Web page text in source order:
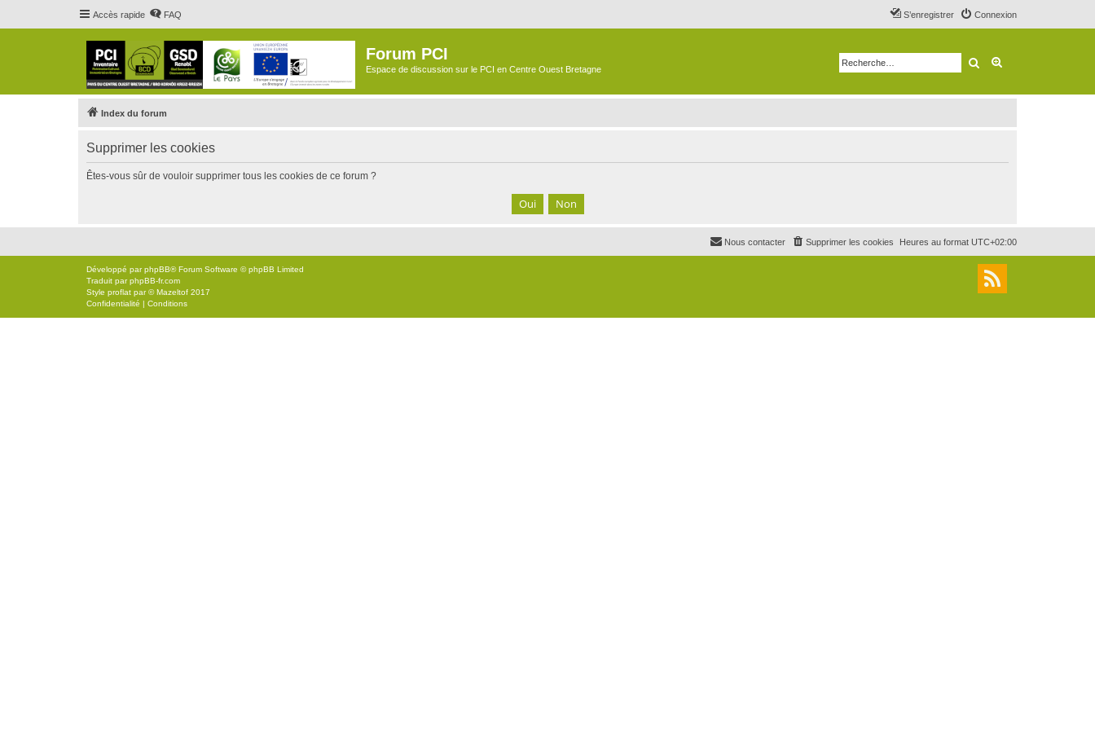
Accès rapide FAQ Connexion
S’enregistrer
Forum PCI
Espace de discussion sur le PCI en Centre Ouest Bretagne Rechercher
Index du forum
Supprimer les cookies
Êtes-vous sûr de vouloir supprimer tous les cookies de ce forum ?
Heures au format UTC+02:00
Supprimer les cookies
Nous contacter
Développé parphpBB® Forum Software © phpBB Limited
Traduit parphpBB-fr.com
Style proflat par ©Mazeltof 2017
Confidentialité | Conditions